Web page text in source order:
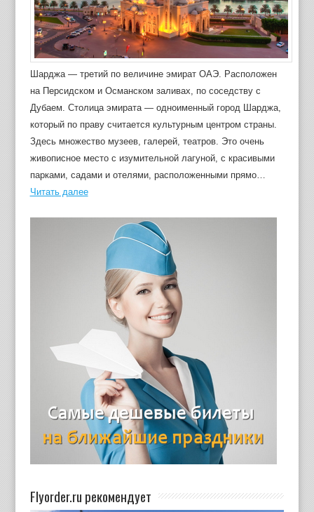
Шарджа — третий по величине эмират ОАЭ. Расположен
на Персидском и Османском заливах, по соседству с
Дубаем. Столица эмирата — одноименный город Шарджа,
который по праву считается культурным центром страны.
Здесь множество музеев, галерей, театров. Это очень
живописное место с изумительной лагуной, с красивыми
парками, садами и отелями, расположенными прямо…
Читать далее
Flyorder.ru рекомендует